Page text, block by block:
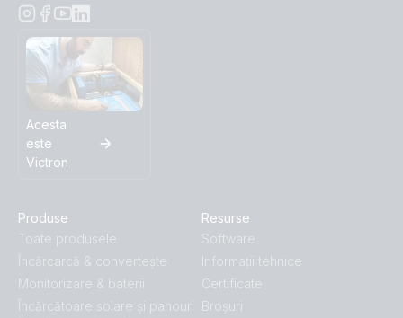
Acesta
este
Victron
Produse
Toate produsele
Încărcarcă & convertește
Monitorizare & baterii
Încărcătoare solare și panouri
Resurse
Software
Informații tehnice
Certificate
Broșuri